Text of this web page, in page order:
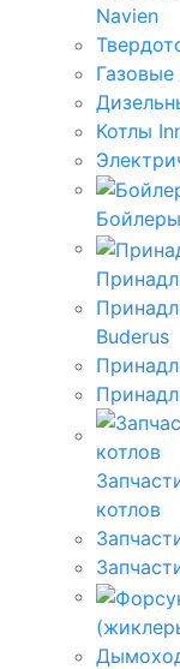
Navien
Газовые
Котлы
Buderus
котлов